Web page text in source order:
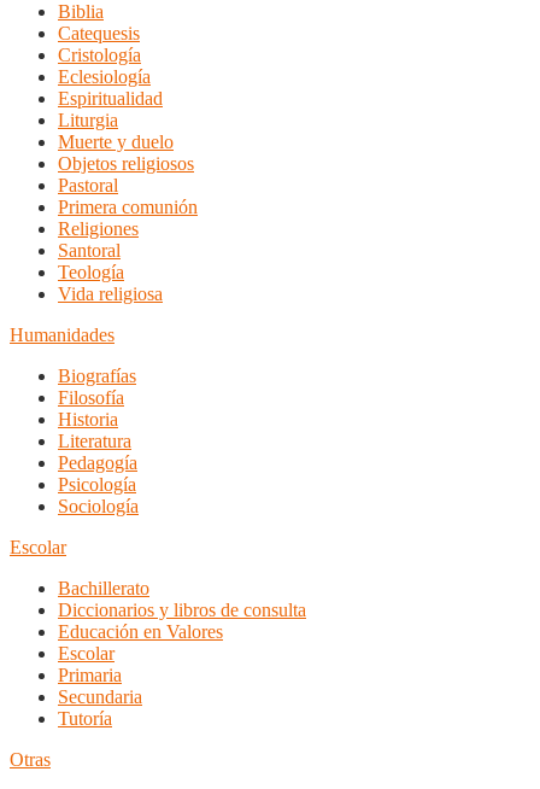
Biblia
Catequesis
Cristología
Eclesiología
Espiritualidad
Liturgia
Muerte y duelo
Objetos religiosos
Pastoral
Primera comunión
Religiones
Santoral
Teología
Vida religiosa
Humanidades
Biografías
Filosofía
Historia
Literatura
Pedagogía
Psicología
Sociología
Escolar
Bachillerato
Diccionarios y libros de consulta
Educación en Valores
Escolar
Primaria
Secundaria
Tutoría
Otras